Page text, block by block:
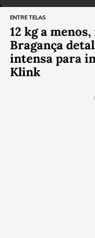
ENTRE TELAS
12 kg a
Bragança
intensa para
Klink